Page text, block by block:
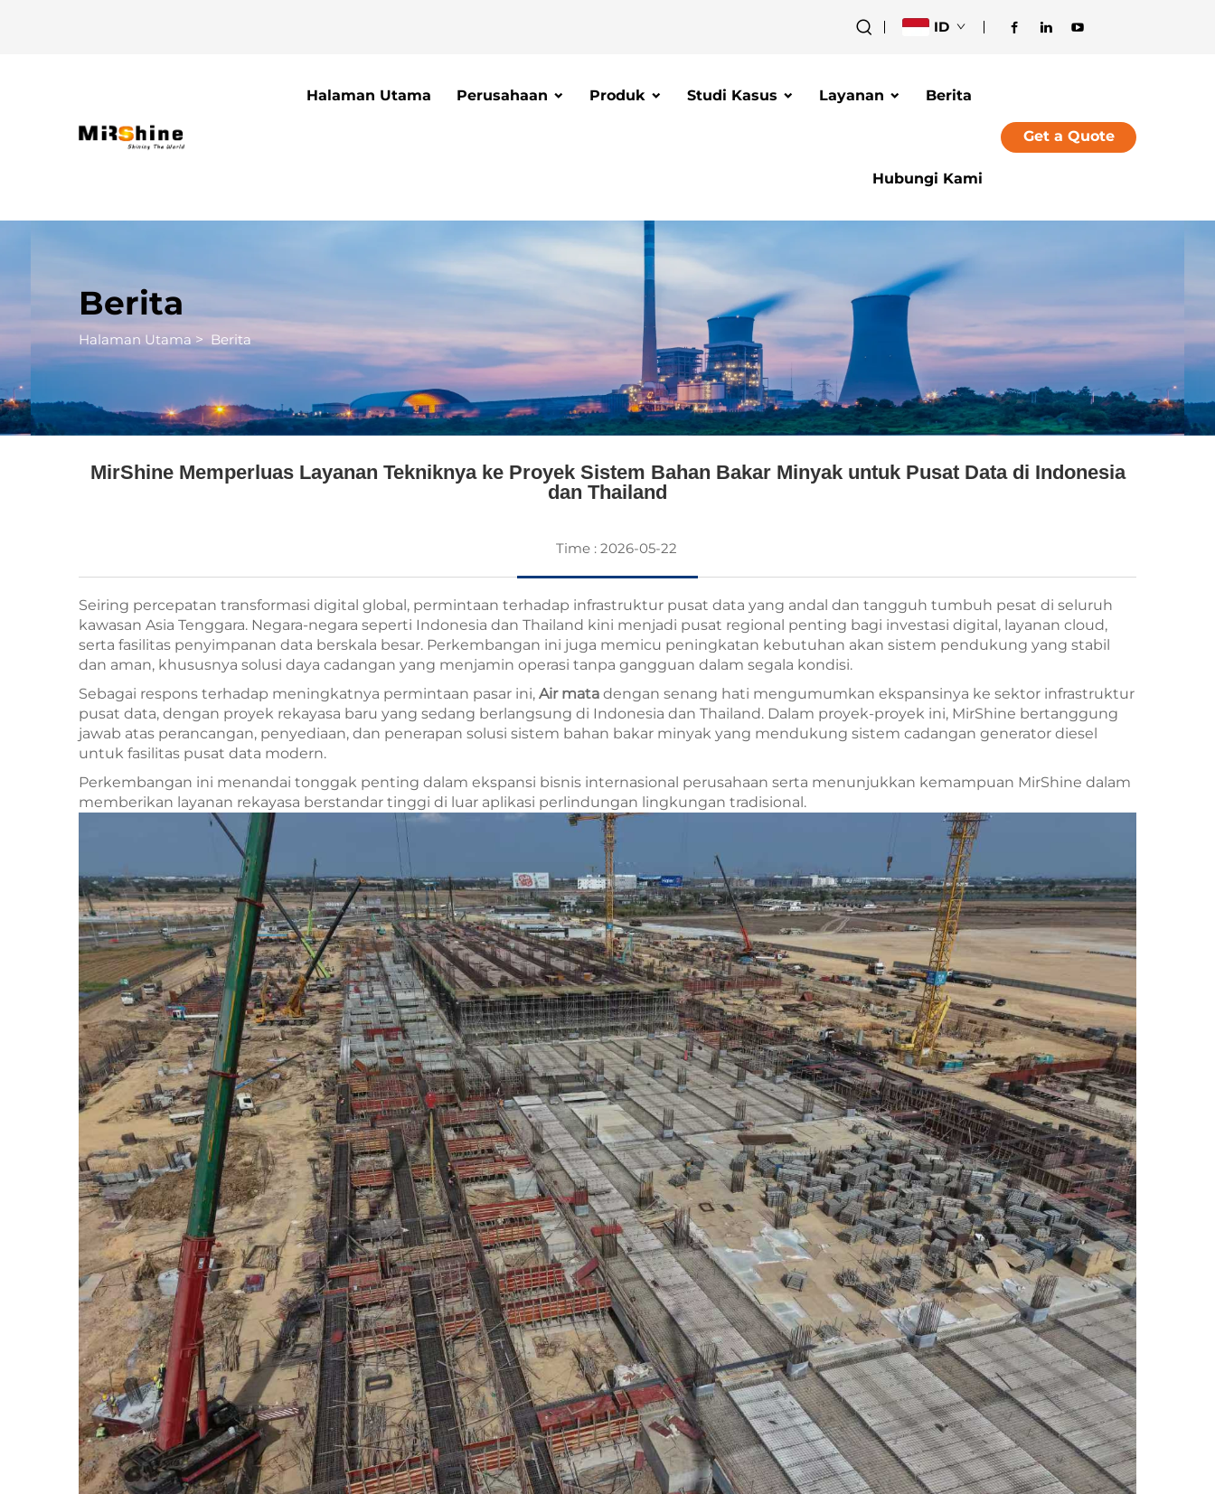
ID
Halaman Utama Perusahaan Produk Studi Kasus Layanan Berita
Hubungi Kami
Get a Quote
Berita
Halaman Utama>Berita
MirShine Memperluas Layanan Tekniknya ke Proyek Sistem Bahan Bakar Minyak untuk Pusat Data di Indonesia
dan Thailand
Time : 2026-05-22
Seiring percepatan transformasi digital global, permintaan terhadap infrastruktur pusat data yang andal dan tangguh tumbuh pesat di seluruh
kawasan Asia Tenggara. Negara-negara seperti Indonesia dan Thailand kini menjadi pusat regional penting bagi investasi digital, layanan cloud,
serta fasilitas penyimpanan data berskala besar. Perkembangan ini juga memicu peningkatan kebutuhan akan sistem pendukung yang stabil
dan aman, khususnya solusi daya cadangan yang menjamin operasi tanpa gangguan dalam segala kondisi.
Sebagai respons terhadap meningkatnya permintaan pasar ini, Air mata dengan senang hati mengumumkan ekspansinya ke sektor infrastruktur
pusat data, dengan proyek rekayasa baru yang sedang berlangsung di Indonesia dan Thailand. Dalam proyek-proyek ini, MirShine bertanggung
jawab atas perancangan, penyediaan, dan penerapan solusi sistem bahan bakar minyak yang mendukung sistem cadangan generator diesel
untuk fasilitas pusat data modern.
Perkembangan ini menandai tonggak penting dalam ekspansi bisnis internasional perusahaan serta menunjukkan kemampuan MirShine dalam
memberikan layanan rekayasa berstandar tinggi di luar aplikasi perlindungan lingkungan tradisional.